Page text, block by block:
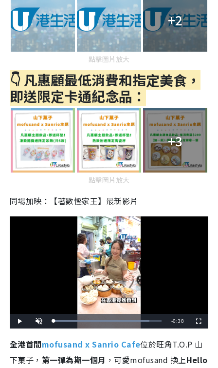
+2
點擊圖片放大
👇 凡惠顧最低消費和指定美食，
即送限定卡通紀念品：
+3
點擊圖片放大
同場加映：【著數慳家王】最新影片
l
n
t
e
L
o
e
d
8
8
R
a
-0:38
u
s
c
e
e
全港首間mofusand x Sanrio Cafe位於旺角T.O.P 山
下菓子， 第一彈為期一個月 ，可愛mofusand 換上Hello